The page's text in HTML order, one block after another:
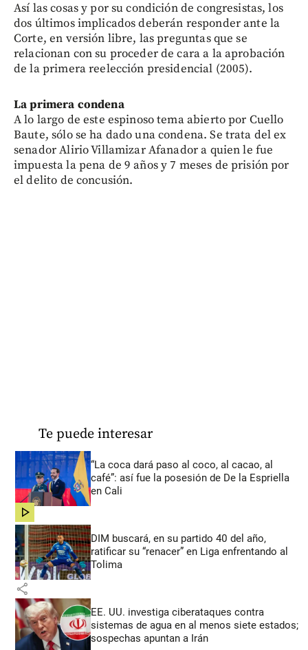
Así las cosas y por su condición de congresistas, los
dos últimos implicados deberán responder ante la
Corte, en versión libre, las preguntas que se
relacionan con su proceder de cara a la aprobación
de la primera reelección presidencial (2005).
La primera condena
A lo largo de este espinoso tema abierto por Cuello
Baute, sólo se ha dado una condena. Se trata del ex
senador Alirio Villamizar Afanador a quien le fue
impuesta la pena de 9 años y 7 meses de prisión por
el delito de concusión.
Te puede interesar
“La coca dará paso al coco, al cacao, al
café”: así fue la posesión de De la Espriella
en Cali
share
DIM buscará, en su partido 40 del año,
ratificar su “renacer” en Liga enfrentando al
Tolima
share
EE. UU. investiga ciberataques contra
sistemas de agua en al menos siete estados;
sospechas apuntan a Irán